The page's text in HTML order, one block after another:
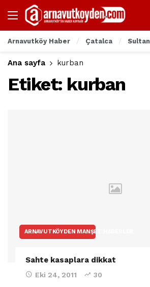
Arnavutköy Haber Çatalca
Ana sayfa kurban
Etiket: kurban
ARNAVUTKÖYDEN MANŞET HABERLER
Sahte kasaplara dikkat
Eki 24, 2011 30